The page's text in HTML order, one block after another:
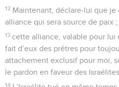
12 Maintenant, déclare-lui que je
alliance qui sera source de paix ;
13 cette alliance, valable pour lui
fait d’eux des prêtres pour
attachement exclusif pour moi,
le pardon en faveur des
14